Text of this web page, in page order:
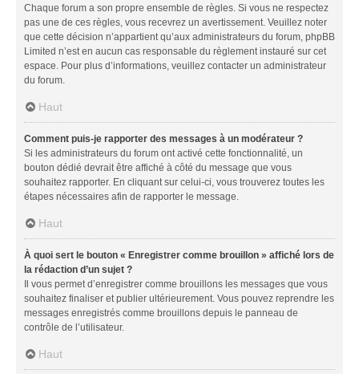
Chaque forum a son propre ensemble de règles. Si vous ne respectez
pas une de ces règles, vous recevrez un avertissement. Veuillez noter
que cette décision n’appartient qu’aux administrateurs du forum, phpBB
Limited n’est en aucun cas responsable du règlement instauré sur cet
espace. Pour plus d’informations, veuillez contacter un administrateur
du forum.
Haut
Comment puis-je rapporter des messages à un modérateur ?
Si les administrateurs du forum ont activé cette fonctionnalité, un
bouton dédié devrait être affiché à côté du message que vous
souhaitez rapporter. En cliquant sur celui-ci, vous trouverez toutes les
étapes nécessaires afin de rapporter le message.
Haut
À quoi sert le bouton « Enregistrer comme brouillon » affiché lors de
la rédaction d’un sujet ?
Il vous permet d’enregistrer comme brouillons les messages que vous
souhaitez finaliser et publier ultérieurement. Vous pouvez reprendre les
messages enregistrés comme brouillons depuis le panneau de
contrôle de l’utilisateur.
Haut